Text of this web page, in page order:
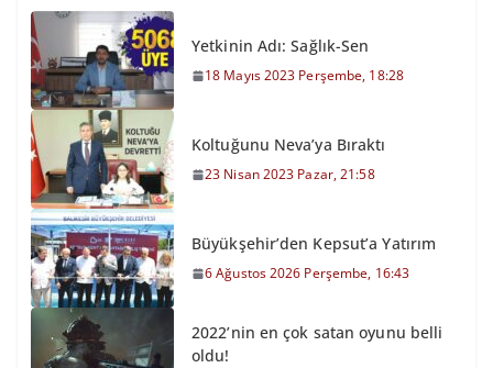
Yetkinin Adı: Sağlık-Sen
18 Mayıs 2023 Perşembe, 18:28
Koltuğunu Neva’ya Bıraktı
23 Nisan 2023 Pazar, 21:58
Büyükşehir’den Kepsut’a Yatırım
6 Ağustos 2026 Perşembe, 16:43
2022’nin en çok satan oyunu belli
oldu!